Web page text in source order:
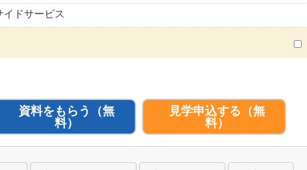
ドサービス
資料をもらう
（無
料）
見学申込する （無
料）